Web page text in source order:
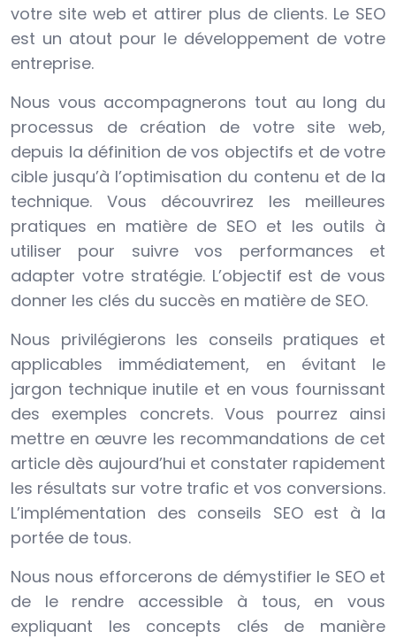
votre site web et attirer plus de clients. Le SEO
est un atout pour le développement de votre
entreprise.
Nous vous accompagnerons tout au long du
processus de création de votre site web,
depuis la définition de vos objectifs et de votre
cible jusqu’à l’optimisation du contenu et de la
technique. Vous découvrirez les meilleures
pratiques en matière de SEO et les outils à
utiliser pour suivre vos performances et
adapter votre stratégie. L’objectif est de vous
donner les clés du succès en matière de SEO.
Nous privilégierons les conseils pratiques et
applicables immédiatement, en évitant le
jargon technique inutile et en vous fournissant
des exemples concrets. Vous pourrez ainsi
mettre en œuvre les recommandations de cet
article dès aujourd’hui et constater rapidement
les résultats sur votre trafic et vos conversions.
L’implémentation des conseils SEO est à la
portée de tous.
Nous nous efforcerons de démystifier le SEO et
de le rendre accessible à tous, en vous
expliquant les concepts clés de manière